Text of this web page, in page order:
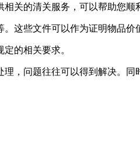
关的清关服务，可以帮助您顺
这些文件可以作为证明物品价
的相关要求。
，问题往往可以得到解决。